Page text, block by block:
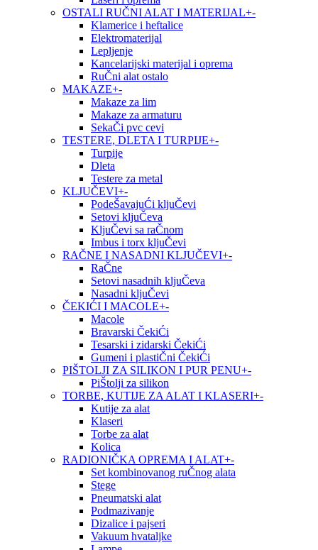
OSTALI RUČNI ALAT I MATERIJAL+-
Klamerice i heftalice
Elektromaterijal
Lepljenje
Kancelarijski materijal i oprema
RuČni alat ostalo
MAKAZE+-
Makaze za lim
Makaze za armaturu
SekaČi pvc cevi
TESTERE, DLETA I TURPIJE+-
Turpije
Dleta
Testere za metal
KLJUČEVI+-
PodeŠavajuĆi kljuČevi
Setovi kljuČeva
KljuČevi sa raČnom
Imbus i torx kljuČevi
RAČNE I NASADNI KLJUČEVI+-
RaČne
Setovi nasadnih kljuČeva
Nasadni kljuČevi
ČEKIĆI I MACOLE+-
Macole
Bravarski ČekiĆi
Tesarski i zidarski ČekiĆi
Gumeni i plastiČni ČekiĆi
PIŠTOLJI ZA SILIKON I PUR PENU+-
PiŠtolji za silikon
TORBE, KUTIJE ZA ALAT I KLASERI+-
Kutije za alat
Klaseri
Torbe za alat
Kolica
RADIONIČKA OPREMA I ALAT+-
Set kombinovanog ruČnog alata
Stege
Pneumatski alat
Podmazivanje
Dizalice i pajseri
Vakuum hvataljke